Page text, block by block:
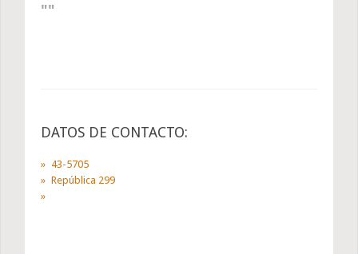
DATOS DE CONTACTO:
43-5705
República 299